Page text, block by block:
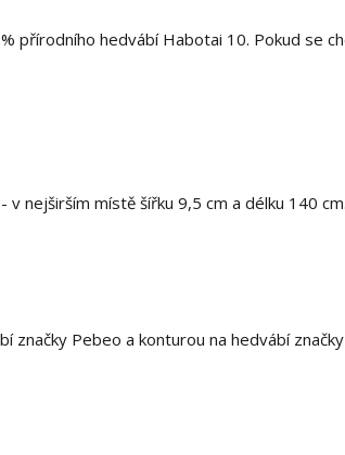
přírodního hedvábí Habotai 10. Pokud se
v nejširším místě šířku 9,5 cm a délku 140 cm.
značky Pebeo a konturou na hedvábí